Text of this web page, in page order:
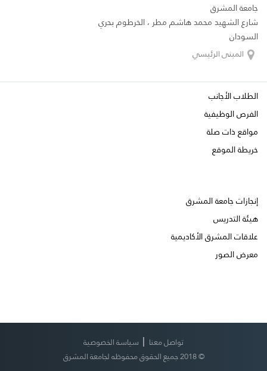
جامعة المشرق
شارع الشهيد محمد هاشم مطر ، الخرطوم بحري
السودان
المبنى الرئيسي
الطلاب الأجانب
الفرص الوظيفية
مواقع ذات صلة
خريطة الموقع
إنجازات جامعة المشرق
هيئة التدريس
علاقات المشرق الأكاديمية
معرض الصور
تواصل معنا
سياسة الخصوصية
© 2018 جميع الحقوق محفوظه لجامعة المشرق